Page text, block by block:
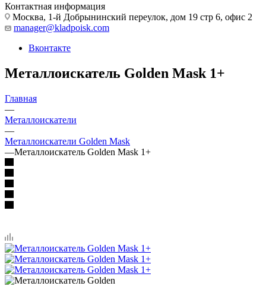
Контактная информация
Москва, 1-й Добрынинский переулок, дом 19 стр 6, офис 2
manager@kladpoisk.com
Вконтакте
Металлоискатель Golden Mask 1+
Главная
—
Металлоискатели
—
Металлоискатели Golden Mask
—Металлоискатель Golden Mask 1+